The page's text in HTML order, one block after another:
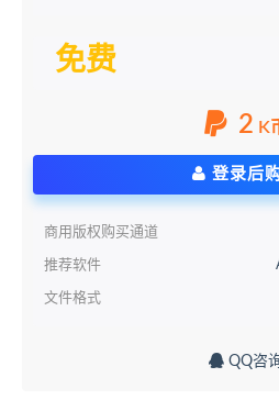
免费
2 K
登录后
商用版权购买通道
推荐软件
文件格式
QQ咨